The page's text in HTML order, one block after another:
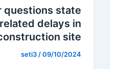
questions state
delays in
site
seti3 /09/10/2024